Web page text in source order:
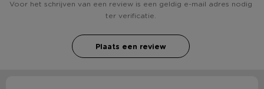
Voor het schrijven van een review is een geldig e-mail adres nodig
ter verificatie.
Plaats een review